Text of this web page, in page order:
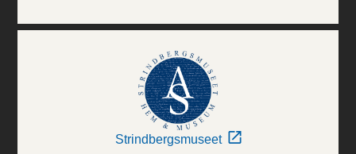
Strindbergsmuseet